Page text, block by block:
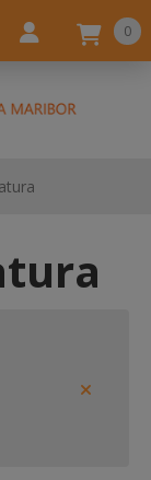
0